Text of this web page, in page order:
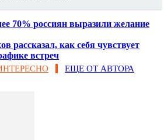
70% россиян выразили желание
рассказал, как себя чувствует
встреч
ЕЩЕ ОТ АВТОРА